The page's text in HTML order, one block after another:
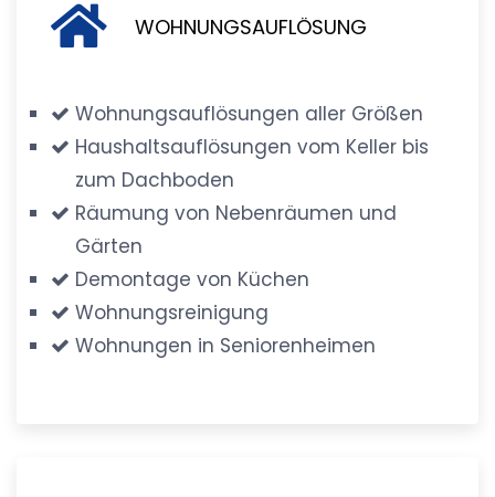
WOHNUNGSAUFLÖSUNG
Wohnungsauflösungen aller Größen
Haushaltsauflösungen vom Keller bis
zum Dachboden
Räumung von Nebenräumen und
Gärten
Demontage von Küchen
Wohnungsreinigung
Wohnungen in Seniorenheimen